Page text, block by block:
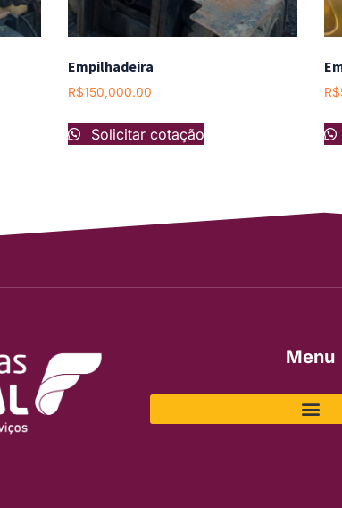
Empilhadeira
R$150,000.00
Solicitar cotação
R$
Menu